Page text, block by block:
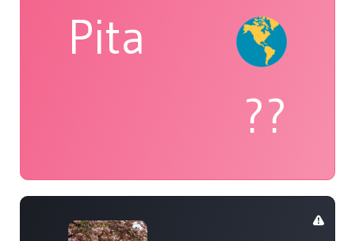
Pita
??